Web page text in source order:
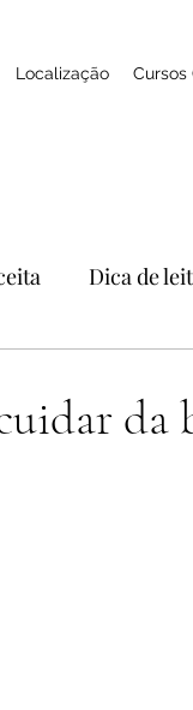
Localização Cursos
Dica de
da